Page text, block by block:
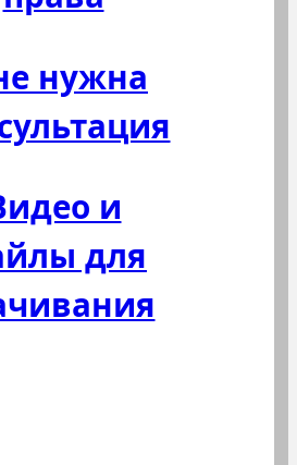
нужна
и
для